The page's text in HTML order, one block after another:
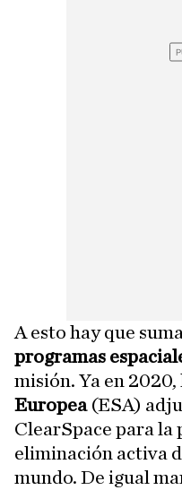
A esto hay que
programas
misión. Ya en
Europea (ESA)
ClearSpace para la
eliminación activa
mundo. De igual